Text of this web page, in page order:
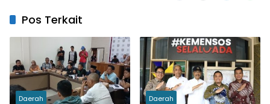
Pos Terkait
Daerah Daerah